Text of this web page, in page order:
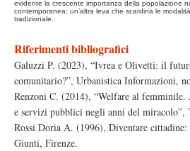
evidente la crescente importanza della popolazione
contemporanea: un’altra leva che scardina le
tradizionale.
Riferimenti bibliografici
Galuzzi P. (2023), “Ivrea e Olivetti: il
comunitario?”, Urbanistica Informazioni,
Renzoni C. (2014), “Welfare al femminile.
e servizi pubblici negli anni del
Rossi Doria A. (1996), Diventare
Giunti, Firenze.